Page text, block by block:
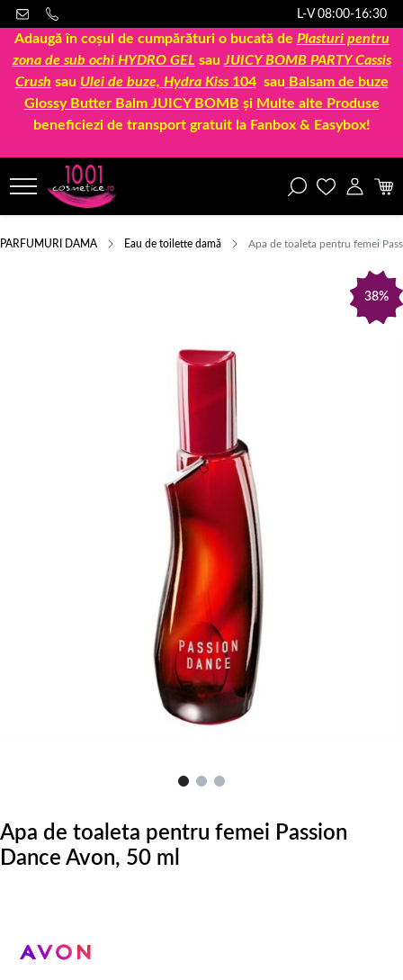
L-V 08:00-16:30
Adaugă în coșul de cumpărături o bucată de Plasturi pentru
zona de sub ochi HYDRO GEL sau JUICY BOMB PARTY Cassis
Crush sau Ulei de buze, Hydra Kiss 104sau Balsam de buze
Glossy Butter Balm JUICY BOMB și Multe alte Produse
beneficiezi de transport gratuit la Fanbox & Easybox!
PARFUMURI DAMA Eau de toilette damă Apa de toaleta pentru femei
38%
Apa de toaleta pentru femei Passion
Dance Avon, 50 ml